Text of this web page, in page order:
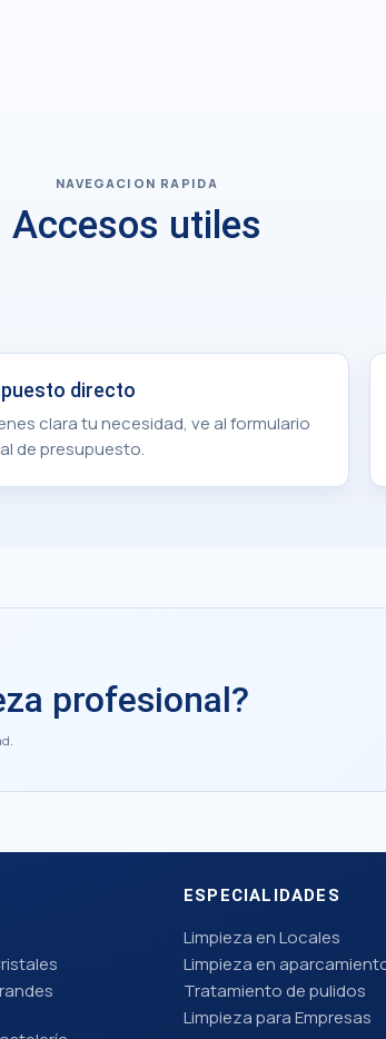
NAVEGACION RAPIDA
Accesos utiles
directo
clara tu necesidad, ve al formulario
de presupuesto.
profesional?
ESPECIALIDADES
Limpieza en Locales
Limpieza en
Tratamiento de pulidos
Limpieza para Empresas